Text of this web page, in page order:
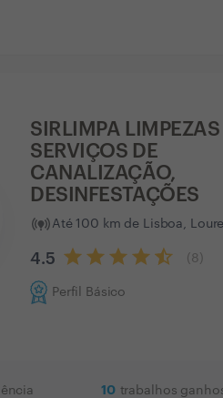
SIRLIMPA LIMPEZAS
SERVIÇOS DE
CANALIZAÇÃO,
DESINFESTAÇÕES
Até 100 km de Lisboa,
4.5 ( 8
Perfil Básico
10 trabalhos